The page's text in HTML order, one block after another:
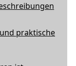
praktische